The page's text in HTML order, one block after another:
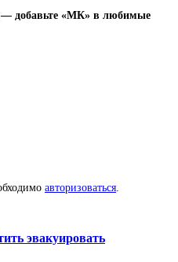
добавьте «МК» в любимые
авторизоваться
эвакуировать